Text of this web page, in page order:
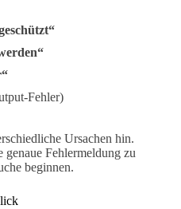
Fehler)
Ursachen hin.
Fehlermeldung zu
beginnen.